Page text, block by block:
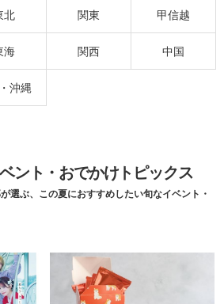
北 関東 甲信越
海 関西 中国
沖縄
ント・おでかけトピックス
選ぶ、この夏におすすめしたい旬なイベント・